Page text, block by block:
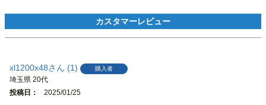
xl1200x48 1 購入者
埼玉県 20代
投稿日
2025/01/25